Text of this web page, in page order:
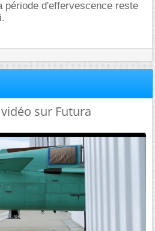
période d'effervescence reste
sur Futura